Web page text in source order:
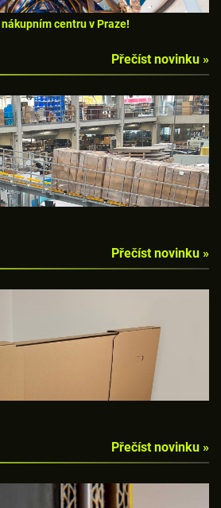
centru v Praze!
Přečíst novinku »
Přečíst novinku »
Přečíst novinku »